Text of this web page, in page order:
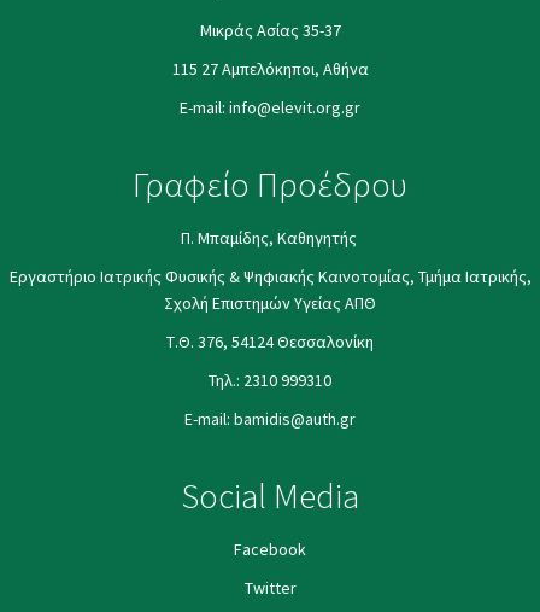
Μικράς Ασίας 35-37
115 27 Αμπελόκηποι, Αθήνα
E-mail: info@elevit.org.gr
Γραφείο Προέδρου
Π. Μπαμίδης, Καθηγητής
Εργαστήριο Ιατρικής Φυσικής & Ψηφιακής Καινοτομίας, Τμήμα Ιατρικής,
Σχολή Επιστημών Υγείας ΑΠΘ
Τ.Θ. 376, 54124 Θεσσαλονίκη
Τηλ.: 2310 999310
E-mail: bamidis@auth.gr
Social Media
Facebook
Twitter